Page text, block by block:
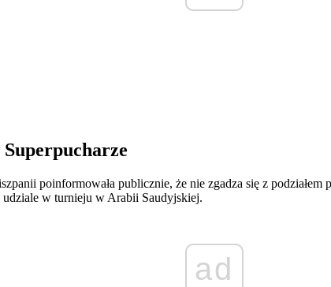
Superpucharze
poinformowała publicznie, że nie zgadza się z
w turnieju w Arabii Saudyjskiej.
ad